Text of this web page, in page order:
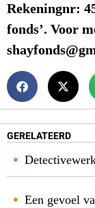
Rekeningnr:
fonds’. Voor
GERELATEERD
Een gevoel